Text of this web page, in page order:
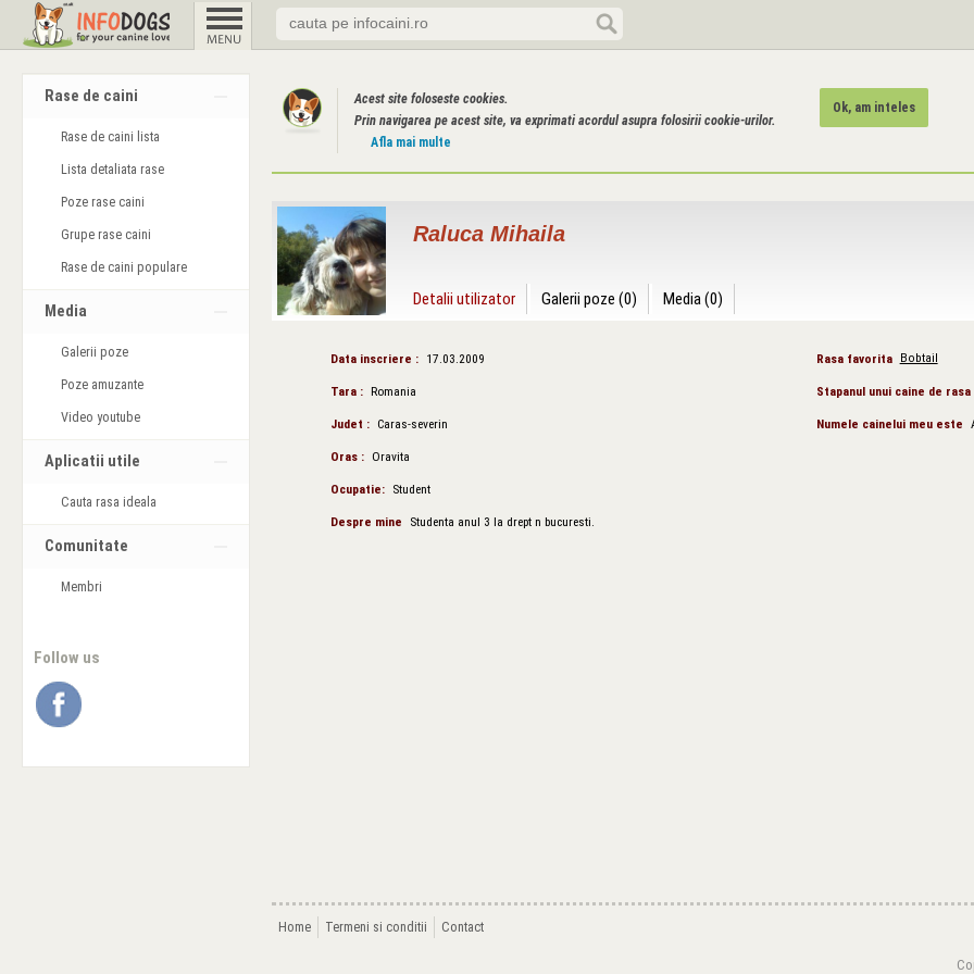
Rase de caini
Rase de caini lista
Lista detaliata rase
Poze rase caini
Grupe rase caini
Rase de caini populare
Media
Galerii poze
Poze amuzante
Video youtube
Aplicatii utile
Cauta rasa ideala
Comunitate
Membri
Follow us
Acest site foloseste cookies.
Prin navigarea pe acest site, va exprimati acordul asupra folosirii cookie-urilor.
Afla mai multe
Ok, am inteles
Raluca Mihaila
Detalii utilizator Galerii poze (0) Media (0)
Data inscriere : 17.03.2009
Tara : Romania
Judet : Caras-severin
Oras : Oravita
Ocupatie: Student
Despre mine Studenta anul 3 la drept n bucuresti.
Rasa favorita Bobtail
Stapanul unui caine de rasa
Numele cainelui meu este
Home Termeni si conditii Contact